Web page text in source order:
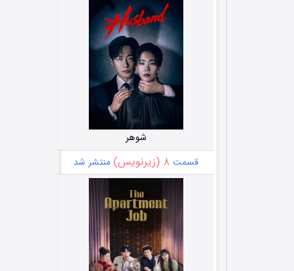
شوهر
قسمت ۸ (زیرنویس) منتشر شد